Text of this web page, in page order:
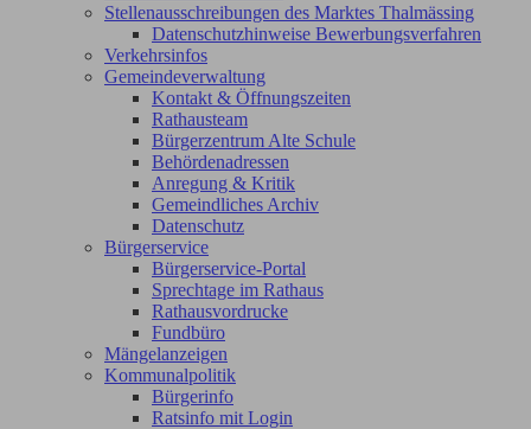
Stellenausschreibungen des Marktes Thalmässing
Datenschutzhinweise Bewerbungsverfahren
Verkehrsinfos
Gemeindeverwaltung
Kontakt & Öffnungszeiten
Rathausteam
Bürgerzentrum Alte Schule
Behördenadressen
Anregung & Kritik
Gemeindliches Archiv
Datenschutz
Bürgerservice
Bürgerservice-Portal
Sprechtage im Rathaus
Rathausvordrucke
Fundbüro
Mängelanzeigen
Kommunalpolitik
Bürgerinfo
Ratsinfo mit Login